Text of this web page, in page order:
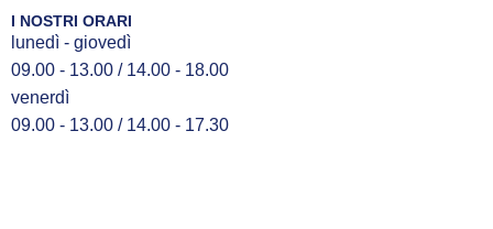
I NOSTRI ORARI
lunedì - giovedì
09.00 - 13.00 / 14.00 - 18.00
venerdì
09.00 - 13.00 / 14.00 - 17.30